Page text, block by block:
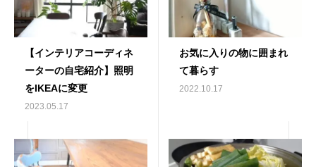
【インテリアコーディネ
ーターの自宅紹介】照明
をIKEAに変更
2023.05.17
お気に入りの物に囲まれ
て暮らす
2022.10.17